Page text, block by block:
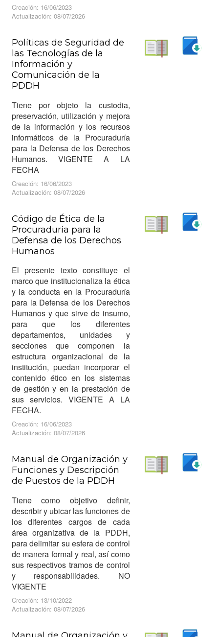
Creación: 16/06/2023
Actualización: 08/07/2026
Políticas de Seguridad de
las Tecnologías de la
Información y
Comunicación de la
PDDH
Tiene por objeto la custodia,
preservación, utilización y mejora
de la información y los recursos
informáticos de la Procuraduría
para la Defensa de los Derechos
Humanos. VIGENTE A LA
FECHA
Creación: 16/06/2023
Actualización: 08/07/2026
Código de Ética de la
Procuraduría para la
Defensa de los Derechos
Humanos
El presente texto constituye el
marco que institucionaliza la ética
y la conducta en la Procuraduría
para la Defensa de los Derechos
Humanos y que sirve de insumo,
para que los diferentes
departamentos, unidades y
secciones que componen la
estructura organizacional de la
institución, puedan incorporar el
contenido ético en los sistemas
de gestión y en la prestación de
sus servicios. VIGENTE A LA
FECHA.
Creación: 16/06/2023
Actualización: 08/07/2026
Manual de Organización y
Funciones y Descripción
de Puestos de la PDDH
Tiene como objetivo definir,
describir y ubicar las funciones de
los diferentes cargos de cada
área organizativa de la PDDH,
para delimitar su esfera de control
de manera formal y real, así como
sus respectivos tramos de control
y responsabilidades. NO
VIGENTE
Creación: 13/10/2022
Actualización: 08/07/2026